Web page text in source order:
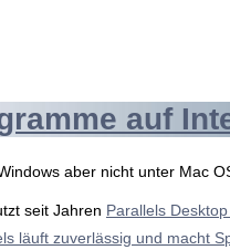
auf
aber nicht unter Mac
seit Jahren Parallels
läuft zuverlässig und macht